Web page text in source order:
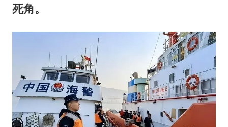
死角。